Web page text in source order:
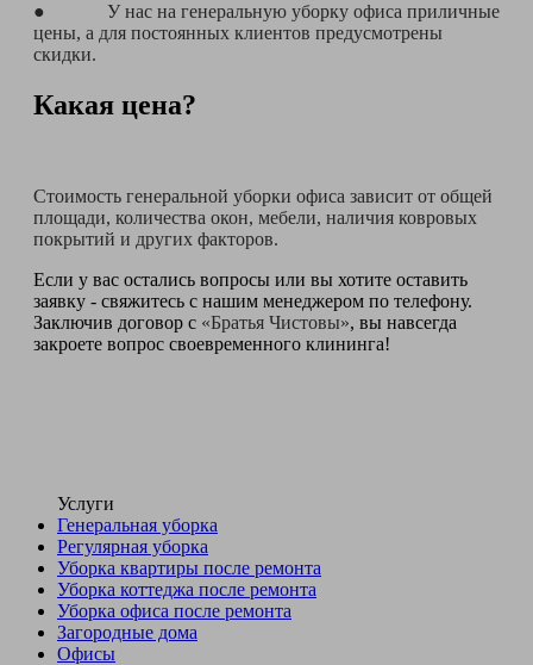
● У нас на генеральную уборку офиса приличные
цены, а для постоянных клиентов предусмотрены
скидки.
Какая цена?
Стоимость генеральной уборки офиса зависит от общей
площади, количества окон, мебели, наличия ковровых
покрытий и других факторов.
Если у вас остались вопросы или вы хотите оставить
заявку - свяжитесь с нашим менеджером по телефону.
Заключив договор с «Братья Чистовы», вы навсегда
закроете вопрос своевременного клининга!
Услуги
Генеральная уборка
Регулярная уборка
Уборка квартиры после ремонта
Уборка коттеджа после ремонта
Уборка офиса после ремонта
Загородные дома
Офисы